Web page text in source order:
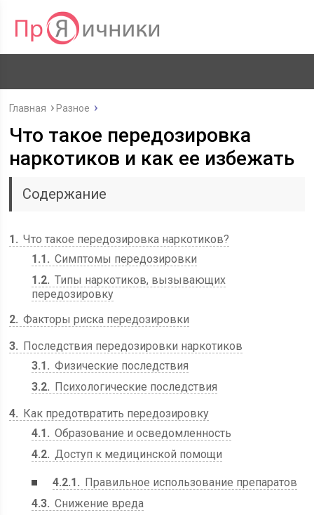
Главная Разное
Что такое передозировка
наркотиков и как ее избежать
Содержание
1
Что такое передозировка наркотиков?
1.1
Симптомы передозировки
1.2 Типы наркотиков, вызывающих
передозировку
2 Факторы риска передозировки
3
Последствия передозировки наркотиков
3.1
Физические последствия
3.2
Психологические последствия
4
Как предотвратить передозировку
4.1
Образование и осведомленность
4.2 Доступ к медицинской помощи
4.2.1
Правильное использование препаратов
4.3 Снижение вреда